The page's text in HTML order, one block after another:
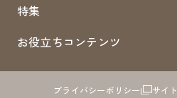
特集
お役立ちコンテンツ
プライバシーポリシー サイ